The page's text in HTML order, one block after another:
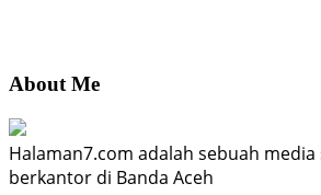
About Me
Halaman7.com adalah sebuah
berkantor di Banda Aceh